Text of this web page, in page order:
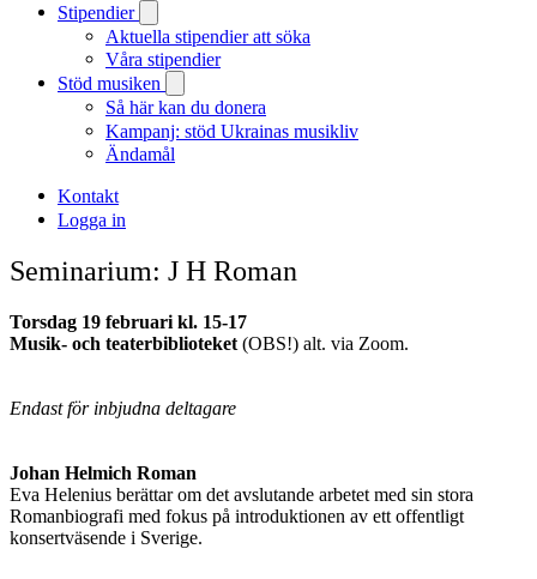
Stipendier
Aktuella stipendier att söka
Våra stipendier
Stöd musiken
Så här kan du donera
Kampanj: stöd Ukrainas musikliv
Ändamål
Kontakt
Logga in
Seminarium: J H Roman
Torsdag 19 februari kl. 15-17
Musik- och teaterbiblioteket (OBS!) alt. via Zoom.
Endast för inbjudna deltagare
Johan Helmich Roman
Eva Helenius berättar om det avslutande arbetet med sin stora
Romanbiografi med fokus på introduktionen av ett offentligt
konsertväsende i Sverige.